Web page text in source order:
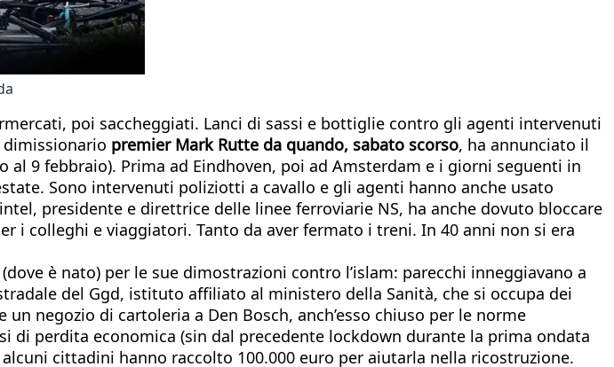
poi saccheggiati. Lanci di sassi e bottiglie contro gli agenti intervenuti
premier Mark Rutte da quando, sabato scorso, ha annunciato il
9 febbraio). Prima ad Eindhoven, poi ad Amsterdam e i giorni seguenti in
Sono intervenuti poliziotti a cavallo e gli agenti hanno anche usato
presidente e direttrice delle linee ferroviarie NS, ha anche dovuto bloccare
i colleghi e viaggiatori. Tanto da aver fermato i treni. In 40 anni non si era
(dove è nato) per le sue dimostrazioni contro l’islam: parecchi inneggiavano a
del Ggd, istituto affiliato al ministero della Sanità, che si occupa dei
negozio di cartoleria a Den Bosch, anch’esso chiuso per le norme
perdita economica (sin dal precedente lockdown durante la prima ondata
cittadini hanno raccolto 100.000 euro per aiutarla nella ricostruzione.